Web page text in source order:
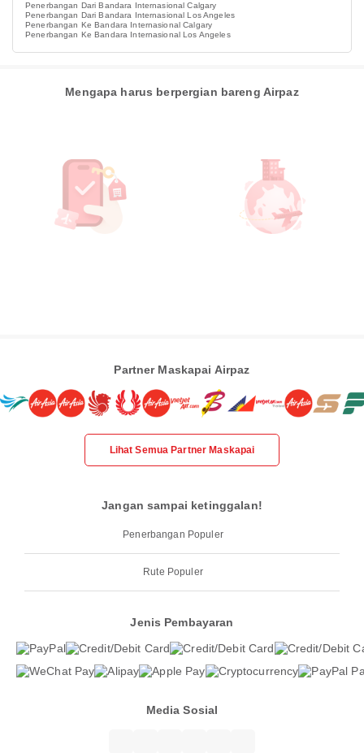
Penerbangan Dari Bandara Internasional Calgary
Penerbangan Dari Bandara Internasional Los Angeles
Penerbangan Ke Bandara Internasional Calgary
Penerbangan Ke Bandara Internasional Los Angeles
Mengapa harus berpergian bareng Airpaz
Partner Maskapai Airpaz
Lihat Semua Partner Maskapai
Jangan sampai ketinggalan!
Penerbangan Populer
Rute Populer
Jenis Pembayaran
Media Sosial